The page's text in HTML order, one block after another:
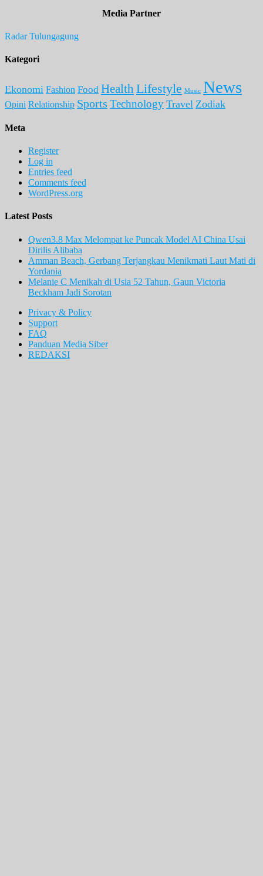
Media Partner
Radar Tulungagung
Kategori
Ekonomi Fashion Food Health Lifestyle Music News
Opini Relationship Sports Technology Travel Zodiak
Meta
Register
Log in
Entries feed
Comments feed
WordPress.org
Latest Posts
Qwen3.8 Max Melompat ke Puncak Model AI China Usai
Dirilis Alibaba
Amman Beach, Gerbang Terjangkau Menikmati Laut Mati di
Yordania
Melanie C Menikah di Usia 52 Tahun, Gaun Victoria
Beckham Jadi Sorotan
Privacy & Policy
Support
FAQ
Panduan Media Siber
REDAKSI